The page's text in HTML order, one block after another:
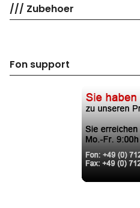
/// Zubehoer
Fon support